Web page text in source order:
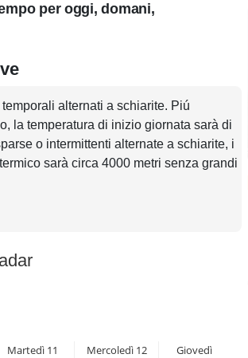
per oggi, domani,
alternati a schiarite. Piú
la temperatura di inizio giornata sarà di
o intermittenti alternate a schiarite, i
sarà circa 4000 metri senza grandi
Martedì 11 Mercoledì 12 Giovedì 13